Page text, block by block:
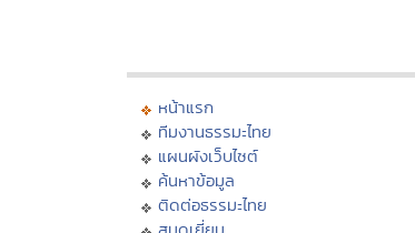
หน้าแรก
ทีมงานธรรมะไทย
แผนผังเว็บไซต์
ค้นหาข้อมูล
ติดต่อธรรมะไทย